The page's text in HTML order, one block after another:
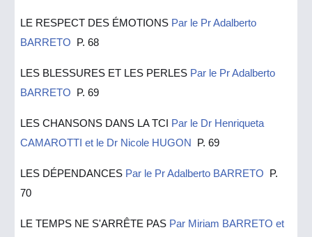
LE RESPECT DES ÉMOTIONS Par le Pr Adalberto
BARRETO P. 68
LES BLESSURES ET LES PERLES Par le Pr Adalberto
BARRETO P. 69
LES CHANSONS DANS LA TCI Par le Dr Henriqueta
CAMAROTTI et le Dr Nicole HUGON
P. 69
LES DÉPENDANCES Par le Pr Adalberto BARRETO P.
70
LE TEMPS NE S'ARRÊTE PAS Par Miriam BARRETO et